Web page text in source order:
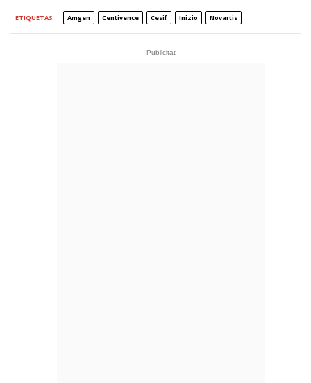
ETIQUETAS Amgen Centivence Cesif Inizio Novartis
- Publicitat -